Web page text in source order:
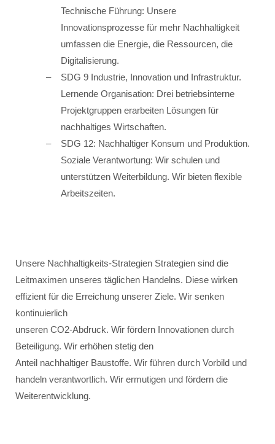
Technische Führung: Unsere
Innovationsprozesse für mehr Nachhaltigkeit
umfassen die Energie, die Ressourcen, die
Digitalisierung.
SDG 9 Industrie, Innovation und Infrastruktur.
Lernende Organisation: Drei betriebsinterne
Projektgruppen erarbeiten Lösungen für
nachhaltiges Wirtschaften.
SDG 12: Nachhaltiger Konsum und Produktion.
Soziale Verantwortung: Wir schulen und
unterstützen Weiterbildung. Wir bieten flexible
Arbeitszeiten.
Unsere Nachhaltigkeits-Strategien Strategien sind die
Leitmaximen unseres täglichen Handelns. Diese wirken
effizient für die Erreichung unserer Ziele. Wir senken
kontinuierlich
unseren CO2-Abdruck. Wir fördern Innovationen durch
Beteiligung. Wir erhöhen stetig den
Anteil nachhaltiger Baustoffe. Wir führen durch Vorbild und
handeln verantwortlich. Wir ermutigen und fördern die
Weiterentwicklung.